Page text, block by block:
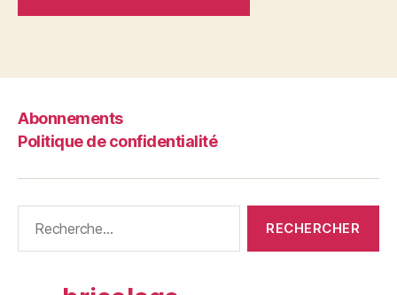
Abonnements
Politique de confidentialité